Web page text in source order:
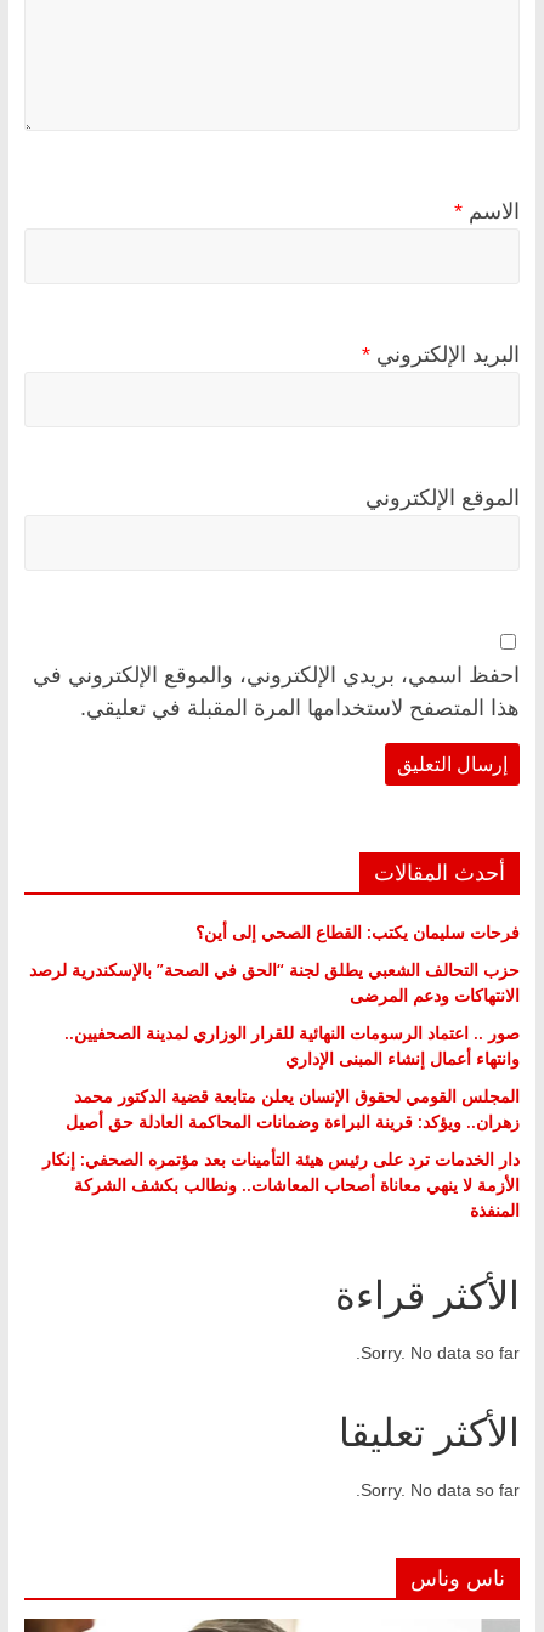
الاسم *
البريد الإلكتروني *
الموقع الإلكتروني
احفظ اسمي، بريدي الإلكتروني، والموقع الإلكتروني في
هذا المتصفح لاستخدامها المرة المقبلة في تعليقي.
أحدث المقالات
فرحات سليمان يكتب: القطاع الصحي إلى أين؟
حزب التحالف الشعبي يطلق لجنة “الحق في الصحة” بالإسكندرية لرصد
الانتهاكات ودعم المرضى
صور .. اعتماد الرسومات النهائية للقرار الوزاري لمدينة الصحفيين..
وانتهاء أعمال إنشاء المبنى الإداري
المجلس القومي لحقوق الإنسان يعلن متابعة قضية الدكتور محمد
زهران.. ويؤكد: قرينة البراءة وضمانات المحاكمة العادلة حق أصيل
دار الخدمات ترد على رئيس هيئة التأمينات بعد مؤتمره الصحفي: إنكار
الأزمة لا ينهي معاناة أصحاب المعاشات.. ونطالب بكشف الشركة
المنفذة
الأكثر قراءة
Sorry. No data so far.
الأكثر تعليقا
Sorry. No data so far.
ناس وناس